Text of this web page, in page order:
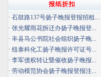
报纸折扣
· 石鼓路137号扬子晚报登报招租...
· 张光耀雨花拆迁办扬子晚报登...
· 丰县马公书院社会组织扬子晚...
· 纽泰科化工扬子晚报许可证号...
· 李军债权转让暨催收扬子晚报...
· 劳动模范协会扬子晚报登报注...